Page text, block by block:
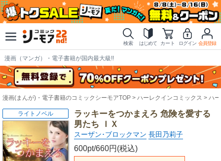
検索 はじめて カート ログイン 会員登録
漫画（マンガ）・電子書籍が国内最大級!!
漫画(まんが)・電子書籍のコミックシーモアTOP ハーレクインコミックス ハ
ラッキーをつかまえろ 危険を愛する
男たち ＩＸ
スーザン･ブロックマン 長田乃莉子
600pt/660円(税込)
ライトノベル